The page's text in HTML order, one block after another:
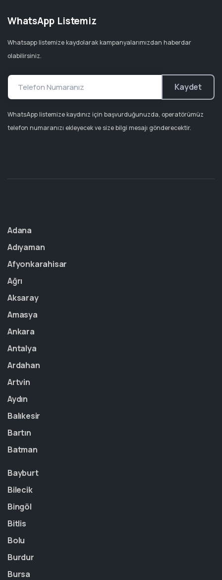
WhatsApp Listemiz
Whatsapp listemize kaydolarak kampanyalarımızdan haberdar
olabilirsiniz.
Kaydet
WhatsApp listemize kaydınız için başvurduğunuzda, operatörümüz
telefon numaranızı ekleyecek ve size bilgi mesajı gönderecektir.
Adana
Adıyaman
Afyonkarahisar
Ağrı
Aksaray
Amasya
Ankara
Antalya
Ardahan
Artvin
Aydın
Balıkesir
Bartın
Batman
Bayburt
Bilecik
Bingöl
Bitlis
Bolu
Burdur
Bursa